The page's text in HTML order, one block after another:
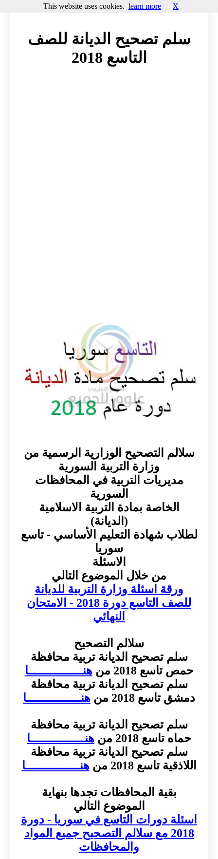
سلم تصحيح الديانة للصف
التاسع 2018
سلالم التصحيح الوزارية الرسمية من
وزارة التربية السورية
مديريات التربية في المحافظات
السورية
الخاصة بمادة التربية الاسلامية
(الديانة)
لطلاب شهادة التعليم الأساسي - تاسع
سوريا
الاسئلة
من خلال الموضوع التالي
ورقة اسئلة وزارة التربية للديانة
للصف التاسع دورة 2018 - الامتحان
النهائي
سلالم التصحيح
سلم تصحيح الديانة تربية محافظة
حمص تاسع 2018 من
هنــــــــــــــــا
سلم تصحيح الديانة تربية محافظة
دمشق تاسع 2018 من
هنــــــــــــــــا
سلم تصحيح الديانة تربية محافظة
حماه تاسع 2018 من
هنــــــــــــــــا
سلم تصحيح الديانة تربية محافظة
اللاذقية تاسع 2018 من
هنــــــــــــــــا
بقية المحافظات تجدها بنهاية
الموضوع التالي
اسئلة دورات التاسع في سوريا - دورة
2018 مع سلالم التصحيح جميع المواد
والمحافظات
This website uses cookies. learn more X